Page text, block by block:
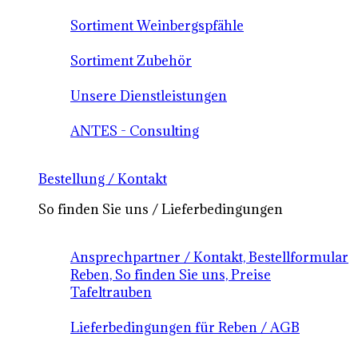
Sortiment Weinbergspfähle
Sortiment Zubehör
Unsere Dienstleistungen
ANTES - Consulting
Bestellung / Kontakt
So finden Sie uns / Lieferbedingungen
Ansprechpartner / Kontakt, Bestellformular
Reben, So finden Sie uns, Preise
Tafeltrauben
Lieferbedingungen für Reben / AGB